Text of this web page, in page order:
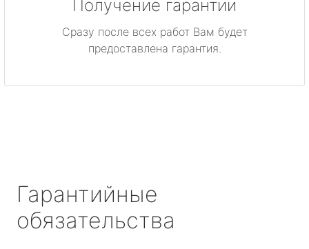
Получение гарантии
Сразу после всех работ Вам будет
предоставлена гарантия.
Гарантийные
обязательства